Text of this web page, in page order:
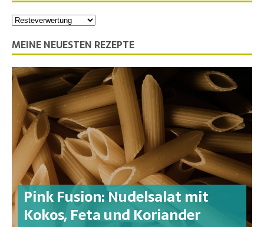
MEINE NEUESTEN REZEPTE
Pink Fusion: Nudelsalat mit
Kokos, Feta und Koriander